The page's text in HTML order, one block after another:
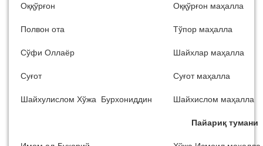
Оққўрғон Оққўрғон маҳалла
Полвон ота Тўпор маҳалла
Сўфи Оллаёр Шайхлар маҳалла
Суғот Суғот маҳалла
Шайхулислом Хўжа Бурхониддин Шайхислом маҳалла
Пайариқ тумани